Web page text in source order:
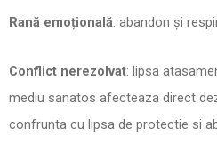
Rană emoțională: abandon și
Conflict nerezolvat: lipsa
mediu sanatos afecteaza direct
confrunta cu lipsa de protectie si